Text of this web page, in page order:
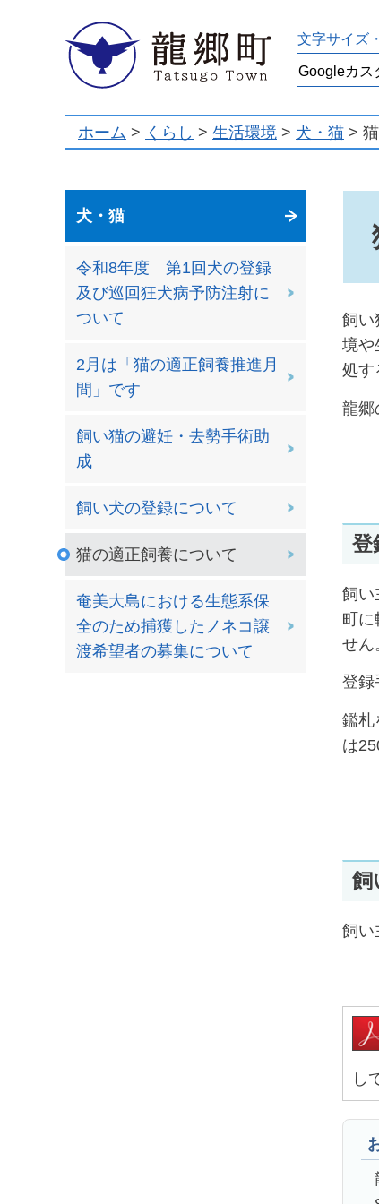
龍郷町 文字サイズ
ホーム > くらし > 生活環境 > 犬・猫 >
犬・猫
令和8年度 第1回犬の登録
及び巡回狂犬病予防注射に
ついて
2月は「猫の適正飼養推進月
間」です
飼い猫の避妊・去勢手術助
成
飼い犬の登録について
猫の適正飼養について
奄美大島における生態系保
全のため捕獲したノネコ譲
渡希望者の募集について
飼い
境や
処す
龍郷
登
飼い
町に
せん
登録
鑑札
は
飼
飼い
し